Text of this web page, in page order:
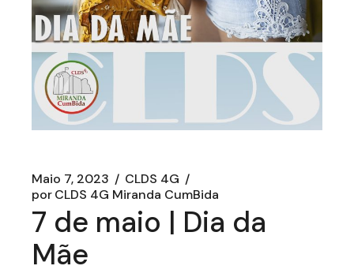
Maio 7, 2023
CLDS 4G
porCLDS 4G Miranda CumBida
7 de maio | Dia da
Mãe